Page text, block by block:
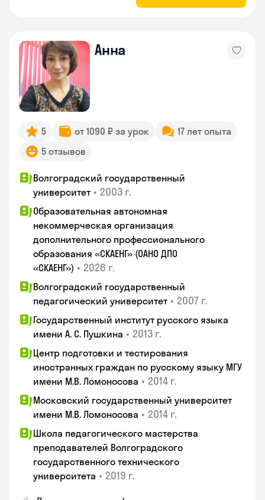
Анна
5 от 1090 ₽ за урок
17 лет опыта
5 отзывов
Волгоградский государственный
университет • 2003 г.
Образовательная автономная
некоммерческая организация
дополнительного профессионального
образования «СКАЕНГ» (ОАНО ДПО
«СКАЕНГ») • 2026 г.
Волгоградский государственный
педагогический университет • 2007 г.
Государственный институт русского языка
имени А. С. Пушкина • 2013 г.
Центр подготовки и тестирования
иностранных граждан по русскому языку МГУ
имени М.В. Ломоносова • 2014 г.
Московский государственный университет
имени М.В. Ломоносова • 2014 г.
Школа педагогического мастерства
преподавателей Волгоградского
государственного технического
университета • 2019 г.